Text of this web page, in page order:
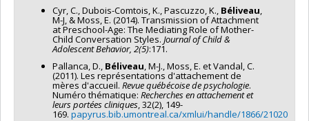
Cyr, C., Dubois-Comtois, K., Pascuzzo, K., Béliveau,
M-J, & Moss, E. (2014). Transmission of Attachment
at Preschool-Age: The Mediating Role of Mother-
Child Conversation Styles. Journal of Child &
Adolescent Behavior, 2(5):171.
Pallanca, D., Béliveau, M-J., Moss, E. et Vandal, C.
(2011). Les représentations d'attachement de
mères d'accueil. Revue québécoise de psychologie.
Numéro thématique: Recherches en attachement et
leurs portées cliniques, 32(2), 149-
169. papyrus.bib.umontreal.ca/xmlui/handle/1866/21020